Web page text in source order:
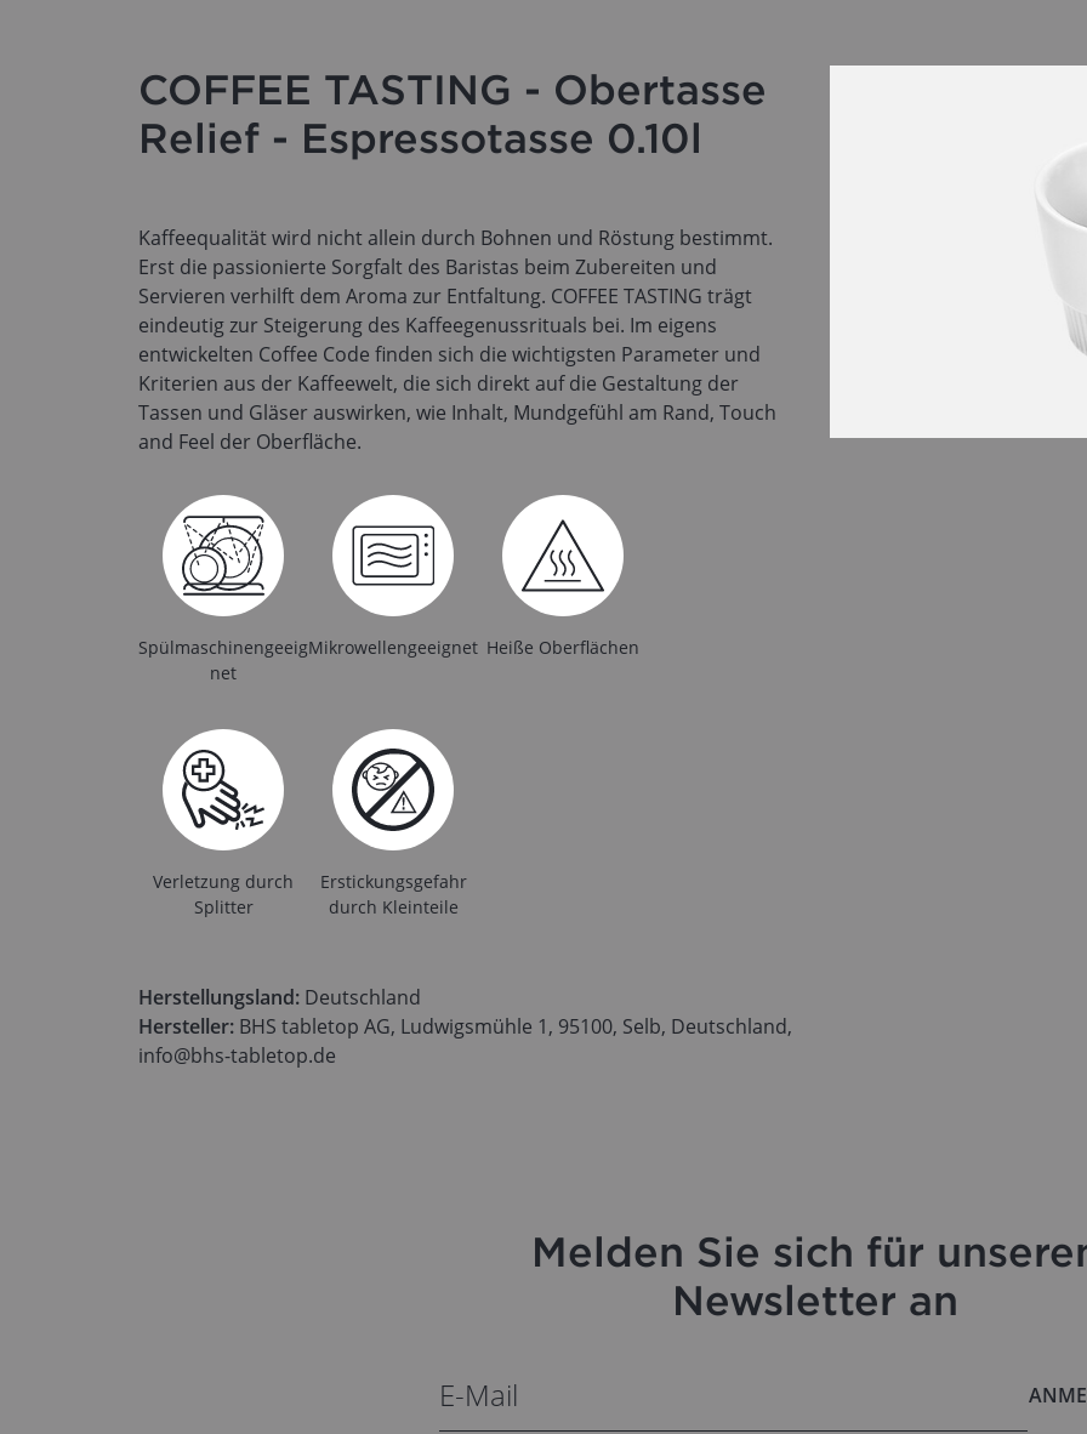
COFFEE TASTING - Obertasse
Relief - Espressotasse 0.10l
Kaffeequalität wird nicht allein durch Bohnen und Röstung bestimmt.
Erst die passionierte Sorgfalt des Baristas beim Zubereiten und
Servieren verhilft dem Aroma zur Entfaltung. COFFEE TASTING trägt
eindeutig zur Steigerung des Kaffeegenussrituals bei. Im eigens
entwickelten Coffee Code finden sich die wichtigsten Parameter und
Kriterien aus der Kaffeewelt, die sich direkt auf die Gestaltung der
Tassen und Gläser auswirken, wie Inhalt, Mundgefühl am Rand, Touch
and Feel der Oberfläche.
Spülmaschinengeeig
net
Mikrowellengeeignet Heiße Oberflächen
Verletzung durch
Splitter
Erstickungsgefahr
durch Kleinteile
Herstellungsland: Deutschland
Hersteller: BHS tabletop AG, Ludwigsmühle 1, 95100, Selb, Deutschland,
info@bhs-tabletop.de
Melden Sie sich für
Newsletter an